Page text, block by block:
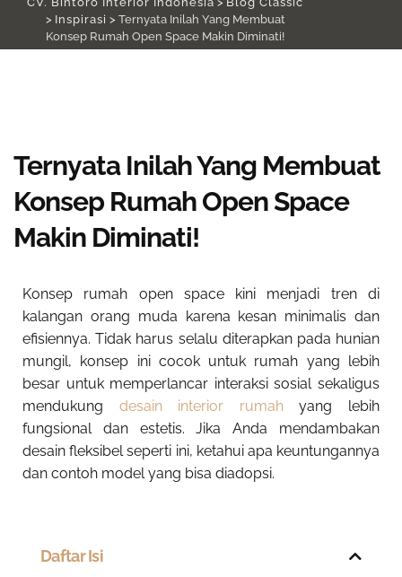
> Inspirasi > Ternyata Inilah Yang Membuat
Konsep Rumah Open Space Makin Diminati!
Ternyata Inilah Yang Membuat
Konsep Rumah Open Space
Makin Diminati!
Konsep rumah open space kini menjadi tren di
kalangan orang muda karena kesan minimalis dan
efisiennya. Tidak harus selalu diterapkan pada hunian
mungil, konsep ini cocok untuk rumah yang lebih
besar untuk memperlancar interaksi sosial sekaligus
mendukung desain interior rumahyang lebih
fungsional dan estetis. Jika Anda mendambakan
desain fleksibel seperti ini, ketahui apa keuntungannya
dan contoh model yang bisa diadopsi.
Daftar Isi